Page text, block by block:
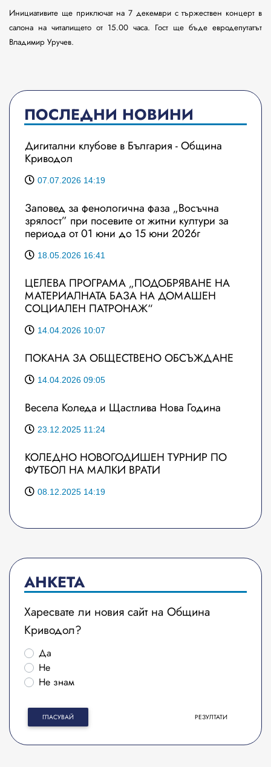
Инициативите ще приключат на 7 декември с тържествен концерт в
салона на читалището от 15.00 часа. Гост ще бъде евродепутатът
Владимир Уручев.
ПОСЛЕДНИ НОВИНИ
Дигитални клубове в България - Община
Криводол
07.07.2026 14:19
Заповед за фенологична фаза „Восъчна
зрялост” при посевите от житни култури за
периода от 01 юни до 15 юни 2026г
18.05.2026 16:41
ЦЕЛЕВА ПРОГРАМА „ПОДОБРЯВАНЕ НА
МАТЕРИАЛНАТА БАЗА НА ДОМАШЕН
СОЦИАЛЕН ПАТРОНАЖ“
14.04.2026 10:07
ПОКАНА ЗА ОБЩЕСТВЕНО ОБСЪЖДАНЕ
14.04.2026 09:05
Весела Коледа и Щастлива Нова Година
23.12.2025 11:24
КОЛЕДНО НОВОГОДИШЕН ТУРНИР ПО
ФУТБОЛ НА МАЛКИ ВРАТИ
08.12.2025 14:19
АНКЕТА
Харесвате ли новия сайт на Община
Криводол?
Да
Не
Не знам
ГЛАСУВАЙ РЕЗУЛТАТИ